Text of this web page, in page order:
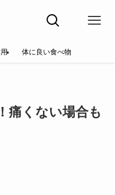
体に良い食べ物
痛くない場合も